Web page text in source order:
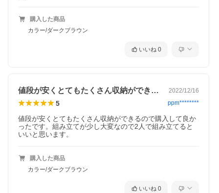
購入した商品
カラー/ダークブラウン
いいね 0
値段が安くとてもたくさん収納ができるの… 2022/12/16
5 ppm********
値段が安くとてもたくさん収納ができるので購入して良か
ったです。組み立てが少し大変なので2人で組み立てると
いいと思います。
購入した商品
カラー/ダークブラウン
いいね 0